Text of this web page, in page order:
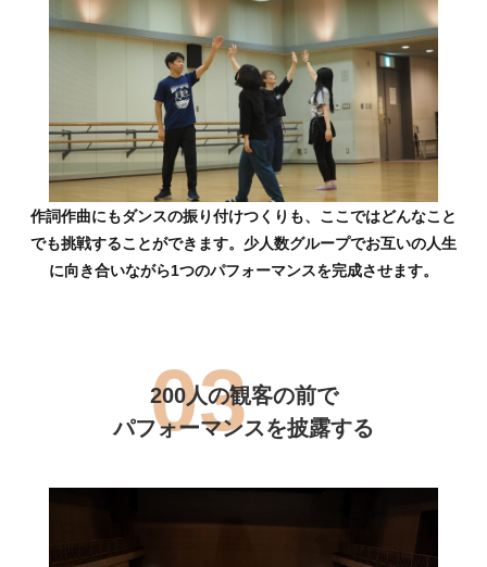
作詞作曲にもダンスの振り付けつくりも、ここではどんなこと
でも挑戦することができます。少人数グループでお互いの人生
に向き合いながら1つのパフォーマンスを完成させます。
200人の観客の前で
パフォーマンスを披露する